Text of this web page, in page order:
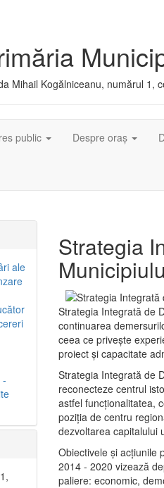
Mihail Kogălniceanu, numărul 1,
public Despre oraș
Strategia
Strategia Integrată de
continuarea
ceea ce priveşte
proiect și capacitate
Strategia Integrată de
reconecteze centrul
astfel funcţionalitatea,
poziţia de centru
dezvoltarea capitalului
Obiectivele şi acţiunile
2014 - 2020 vizează
paliere: economic,
ale
-